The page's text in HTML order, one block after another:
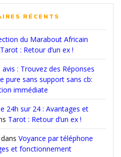
RÉCENTS
du Marabout Africain
Tarot : Retour d’un ex !
: Trouvez des Réponses
pure sans support sans cb:
immédiate
24h sur 24 : Avantages et
Tarot : Retour d’un ex !
dans Voyance par téléphone
et fonctionnement